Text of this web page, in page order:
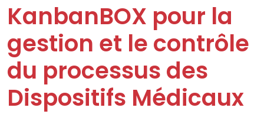
KanbanBOX pour la
gestion et le contrôle
du processus des
Dispositifs Médicaux